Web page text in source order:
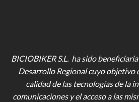
BICIOBIKER S.L. ha sido
Desarrollo Regional cuyo objetivo
calidad de las tecnologías de la
comunicaciones y el acceso a las